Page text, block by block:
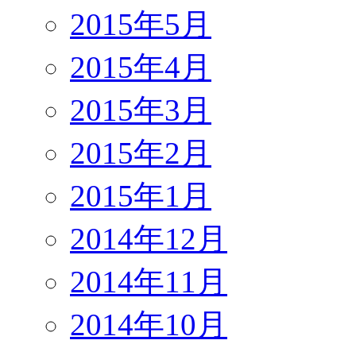
2015年5月
2015年4月
2015年3月
2015年2月
2015年1月
2014年12月
2014年11月
2014年10月